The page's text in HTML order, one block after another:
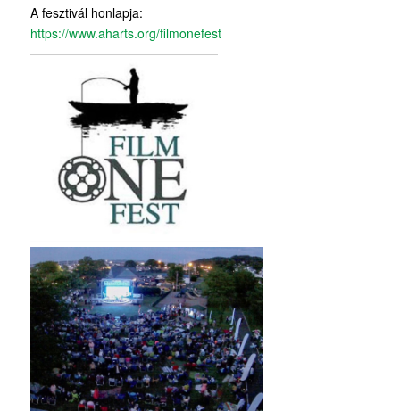
A fesztivál honlapja:
https://www.aharts.org/filmonefest